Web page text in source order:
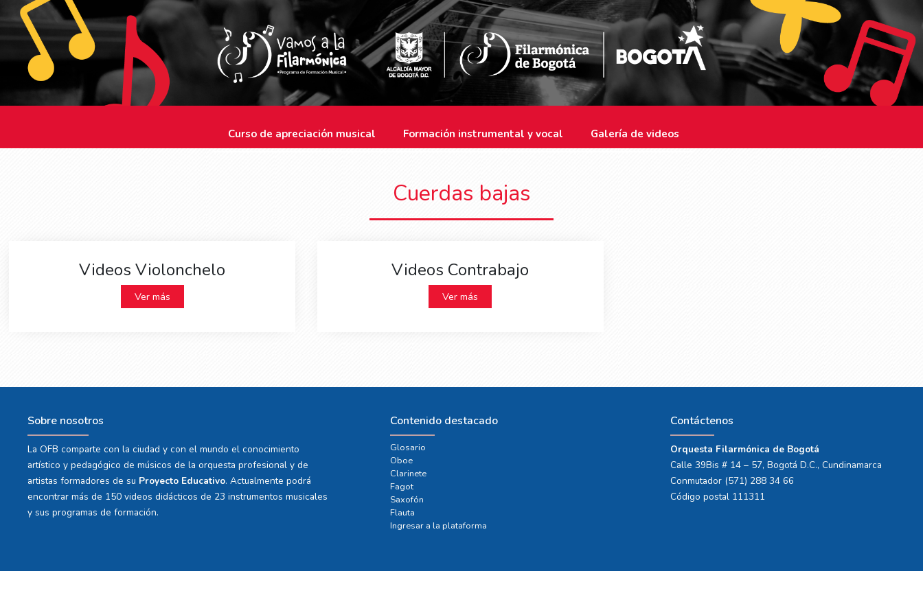
Curso de apreciación musical Formación instrumental y vocal Galería de videos
Cuerdas bajas
Videos Violonchelo
Ver más
Videos Contrabajo
Ver más
Sobre nosotros
La OFB comparte con la ciudad y con el mundo el conocimiento
artístico y pedagógico de músicos de la orquesta profesional y de
artistas formadores de su Proyecto Educativo. Actualmente podrá
encontrar más de 150 videos didácticos de 23 instrumentos musicales
y sus programas de formación.
Contenido destacado
Glosario
Oboe
Clarinete
Fagot
Saxofón
Flauta
Ingresar a la plataforma
Contáctenos
Orquesta Filarmónica de Bogotá
Calle 39Bis # 14 – 57, Bogotá D.C., Cundinamarca
Conmutador (571) 288 34 66
Código postal 111311